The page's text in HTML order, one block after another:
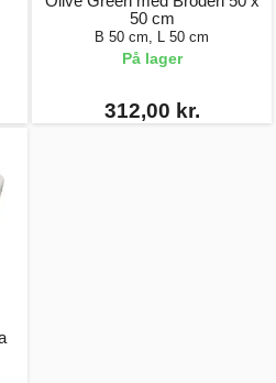
50 cm
B 50 cm, L 50 cm
På lager
312,00 kr.